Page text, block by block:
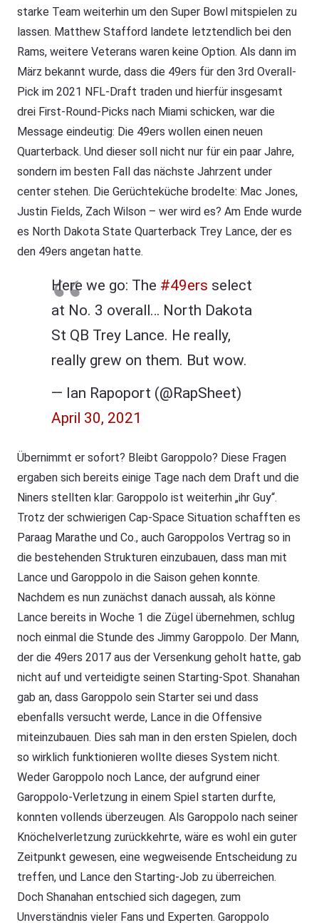
starke Team weiterhin um den Super Bowl mitspielen zu
lassen. Matthew Stafford landete letztendlich bei den
Rams, weitere Veterans waren keine Option. Als dann im
März bekannt wurde, dass die 49ers für den 3rd Overall-
Pick im 2021 NFL-Draft traden und hierfür insgesamt
drei First-Round-Picks nach Miami schicken, war die
Message eindeutig: Die 49ers wollen einen neuen
Quarterback. Und dieser soll nicht nur für ein paar Jahre,
sondern im besten Fall das nächste Jahrzent under
center stehen. Die Gerüchteküche brodelte: Mac Jones,
Justin Fields, Zach Wilson – wer wird es? Am Ende wurde
es North Dakota State Quarterback Trey Lance, der es
den 49ers angetan hatte.
Here we go: The #49ers select
at No. 3 overall… North Dakota
St QB Trey Lance. He really,
really grew on them. But wow.
— Ian Rapoport (@RapSheet)
April 30, 2021
Übernimmt er sofort? Bleibt Garoppolo? Diese Fragen
ergaben sich bereits einige Tage nach dem Draft und die
Niners stellten klar: Garoppolo ist weiterhin „ihr Guy“.
Trotz der schwierigen Cap-Space Situation schafften es
Paraag Marathe und Co., auch Garoppolos Vertrag so in
die bestehenden Strukturen einzubauen, dass man mit
Lance und Garoppolo in die Saison gehen konnte.
Nachdem es nun zunächst danach aussah, als könne
Lance bereits in Woche 1 die Zügel übernehmen, schlug
noch einmal die Stunde des Jimmy Garoppolo. Der Mann,
der die 49ers 2017 aus der Versenkung geholt hatte, gab
nicht auf und verteidigte seinen Starting-Spot. Shanahan
gab an, dass Garoppolo sein Starter sei und dass
ebenfalls versucht werde, Lance in die Offensive
miteinzubauen. Dies sah man in den ersten Spielen, doch
so wirklich funktionieren wollte dieses System nicht.
Weder Garoppolo noch Lance, der aufgrund einer
Garoppolo-Verletzung in einem Spiel starten durfte,
konnten vollends überzeugen. Als Garoppolo nach seiner
Knöchelverletzung zurückkehrte, wäre es wohl ein guter
Zeitpunkt gewesen, eine wegweisende Entscheidung zu
treffen, und Lance den Starting-Job zu überreichen.
Doch Shanahan entschied sich dagegen, zum
Unverständnis vieler Fans und Experten. Garoppolo